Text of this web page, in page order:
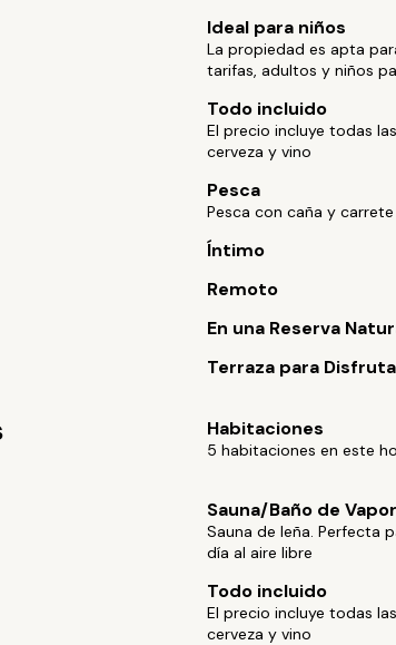
Ideal para niños
La propiedad es apta
tarifas, adultos y niños
Todo incluido
El precio incluye todas
cerveza y vino
Pesca
Pesca con caña y
Íntimo
Remoto
En una Reserva
Terraza para
Habitaciones
5 habitaciones en este
Sauna/Baño de Vapor
Sauna de leña. Perfecta
día al aire libre
Todo incluido
El precio incluye todas
cerveza y vino